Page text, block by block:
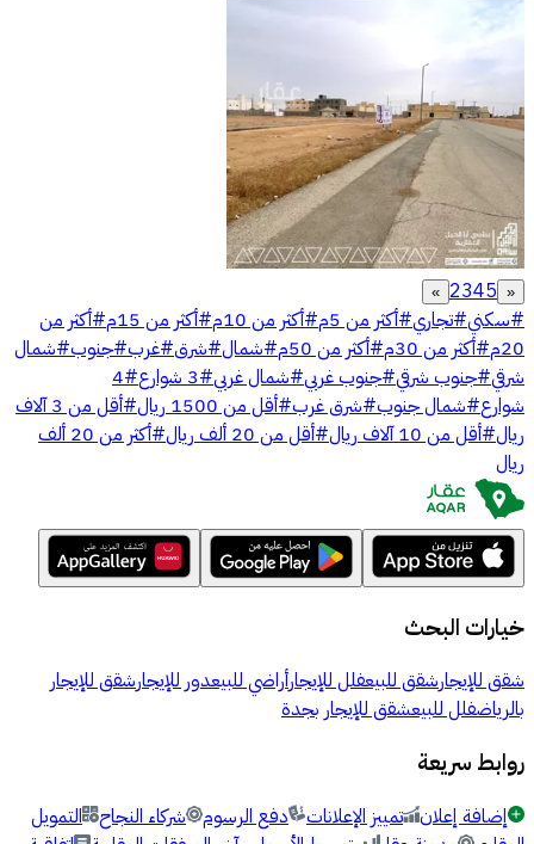
«
2345
»
#سكني#تجاري#أكثر من 5م #أكثر من 10م #أكثر من 15م #أكثر من
20م #أكثر من 30م #أكثر من 50م #شمال#شرق#غرب#جنوب#شمال
شرقي#جنوب شرقي#جنوب غربي#شمال غربي#3 شوارع #
4
شوارع#شمال جنوب#شرق غرب#أقل من 1500 ريال #
أقل من 3 آلاف
ريال#أقل من 10 آلاف ريال #أقل من 20 ألف ريال #
أكثر من 20 ألف
ريال
خيارات البحث
شقق للإيجارشقق للبيعفلل للإيجارأراضي للبيعدور للإيجارشقق للإيجار
بالرياضفلل للبيعشقق للإيجار بجدة
روابط سريعة
إضافة إعلان تمييز الإعلانات دفع الرسوم شركاء النجاح
التمويل